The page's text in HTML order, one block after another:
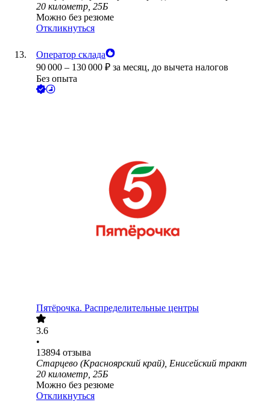
20 километр, 25Б
Можно без резюме
Откликнуться
Оператор склада
90 000 – 130 000 ₽ за месяц, до вычета налогов
Без опыта
Пятёрочка. Распределительные центры
3.6
•
13894 отзыва
Старцево (Красноярский край), Енисейский тракт
20 километр, 25Б
Можно без резюме
Откликнуться